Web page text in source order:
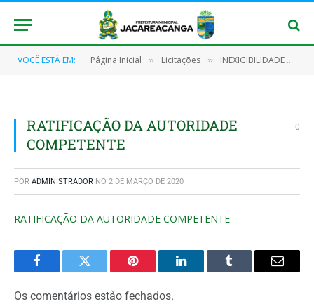
VOCÊ ESTÁ EM: Página Inicial » Licitações » INEXIGIBILIDADE Nº 012/2019 (CONTRATAÇÃO DE SERVIÇOS MÉDICOS ESPECIALIZADOS)
RATIFICAÇÃO DA AUTORIDADE
COMPETENTE
0
POR ADMINISTRADOR NO 2 DE MARÇO DE 2020
RATIFICAÇÃO DA AUTORIDADE COMPETENTE
FacebookTwitter Pinterest O
Tumblr
E-
Os comentários estão fechados.